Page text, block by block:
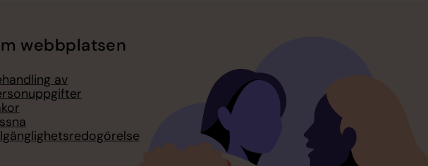
webbplatsen
av